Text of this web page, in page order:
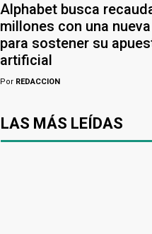
Alphabet busca
millones con una
para sostener su
artificial
Por REDACCION
LAS MÁS LEÍDAS